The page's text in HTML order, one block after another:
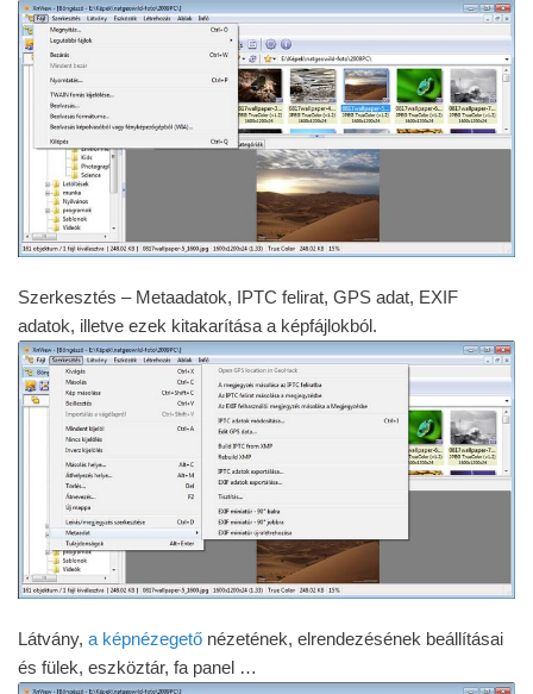
Szerkesztés – Metaadatok, IPTC felirat, GPS adat, EXIF
adatok, illetve ezek kitakarítása a képfájlokból.
Látvány, a képnézegető nézetének, elrendezésének beállításai
és fülek, eszköztár, fa panel …